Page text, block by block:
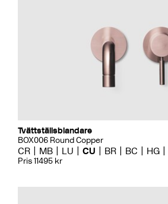
Tvättställsblandare
BOX006 Round Copper
CR MB LU CU BR BC HG
Pris 11495 kr